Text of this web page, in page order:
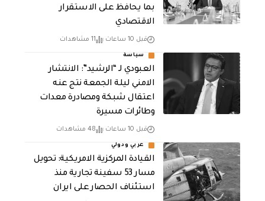
بما يحافظ على الاستقرار
الاقتصادي
قبل 10 ساعات 11 مشاهدات
سياسة
العبودي لـ “الرشيد”: الانتشار
الامني ليلة الجمعة نتج عنه
اعتقال شبكة ومصادرة معدات
وطائرات مسيرة
قبل 10 ساعات 48 مشاهدات
عربي ودولي
القيادة المركزية الامريكية: تحويل
مسار 53 سفينة تجارية منذ
استئناف الحصار على ايران